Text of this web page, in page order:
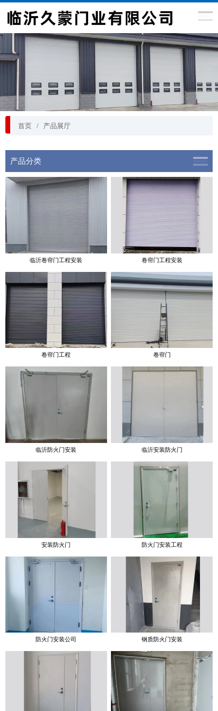
首页 产品展厅
产品分类
临沂卷帘门工程安装 卷帘门工程安装
卷帘门工程 卷帘门
临沂防火门安装 临沂安装防火门
安装防火门 防火门安装工程
防火门安装公司 钢质防火门安装